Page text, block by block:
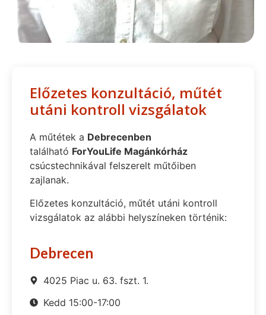
Előzetes konzultáció, műtét
utáni kontroll vizsgálatok
A műtétek a Debrecenben
található ForYouLife Magánkórház
csúcstechnikával felszerelt műtőiben
zajlanak.
Előzetes konzultáció, műtét utáni kontroll
vizsgálatok az alábbi helyszíneken történik:
Debrecen
4025 Piac u. 63. fszt. 1.
Kedd 15:00-17:00